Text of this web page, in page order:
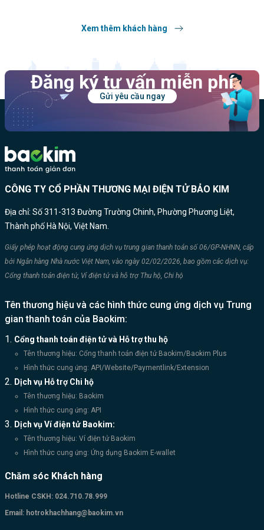
Xem thêm khách hàng
Đăng ký tư vấn miễn phí
Gửi yêu cầu ngay
CÔNG TY CỔ PHẦN THƯƠNG MẠI ĐIỆN TỬ BẢO KIM
Địa chỉ: Số 311-313 Đường Trường Chinh, Phường Phương Liệt,
Thành phố Hà Nội, Việt Nam.
Giấy phép hoạt động cung ứng dịch vụ trung gian thanh toán số 06/GP-NHNN, cấp
bởi Ngân hàng Nhà nước Việt Nam, vào ngày 02/02/2026, bao gồm các dịch vụ:
Cổng thanh toán điện tử, Ví điện tử và hỗ trợ Thu hộ, Chi hộ
Tên thương hiệu và các hình thức cung ứng dịch vụ Trung
gian thanh toán của Baokim:
Cổng thanh toán điện tử và Hỗ trợ thu hộ
Tên thương hiệu: Cổng thanh toán điện tử Baokim/Baokim Plus
Hình thức cung ứng: API/Website/Paymentlink/Extension
Dịch vụ Hỗ trợ Chi hộ
Tên thương hiệu: Baokim
Hình thức cung ứng: API
Dịch vụ Ví điện tử Baokim:
Tên thương hiệu: Ví điện tử Baokim
Hình thức cung ứng: Ứng dụng Baokim E-wallet
Chăm sóc Khách hàng
Hotline CSKH: 024.710.78.999
Email: hotrokhachhang@baokim.vn